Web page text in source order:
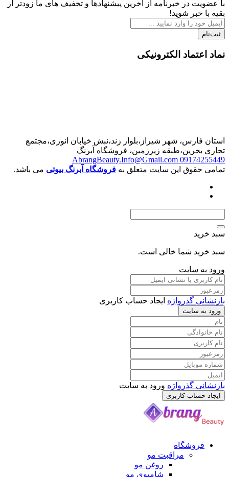
در خبرنامه از آخرین پیشنهادها و تخفیف های ما زودتر از
شوید!
الکترونیکی
شهر شیراز،بلوار زند،نبش خیابان انوری،مجتمع
زیرزمین، فروشگاه آبرنگ
AbrangBeauty.Info@Gmail.com
این سایت متعلق به فروشگاه آبرنگ بیوتی می باشد.
شما خالی است.
سایت
گذرواژه ایجاد حساب کاربری
سایت
گذرواژه ورود به سایت
کاربری
مراقبت مو
روغن مو
شامپوی مو